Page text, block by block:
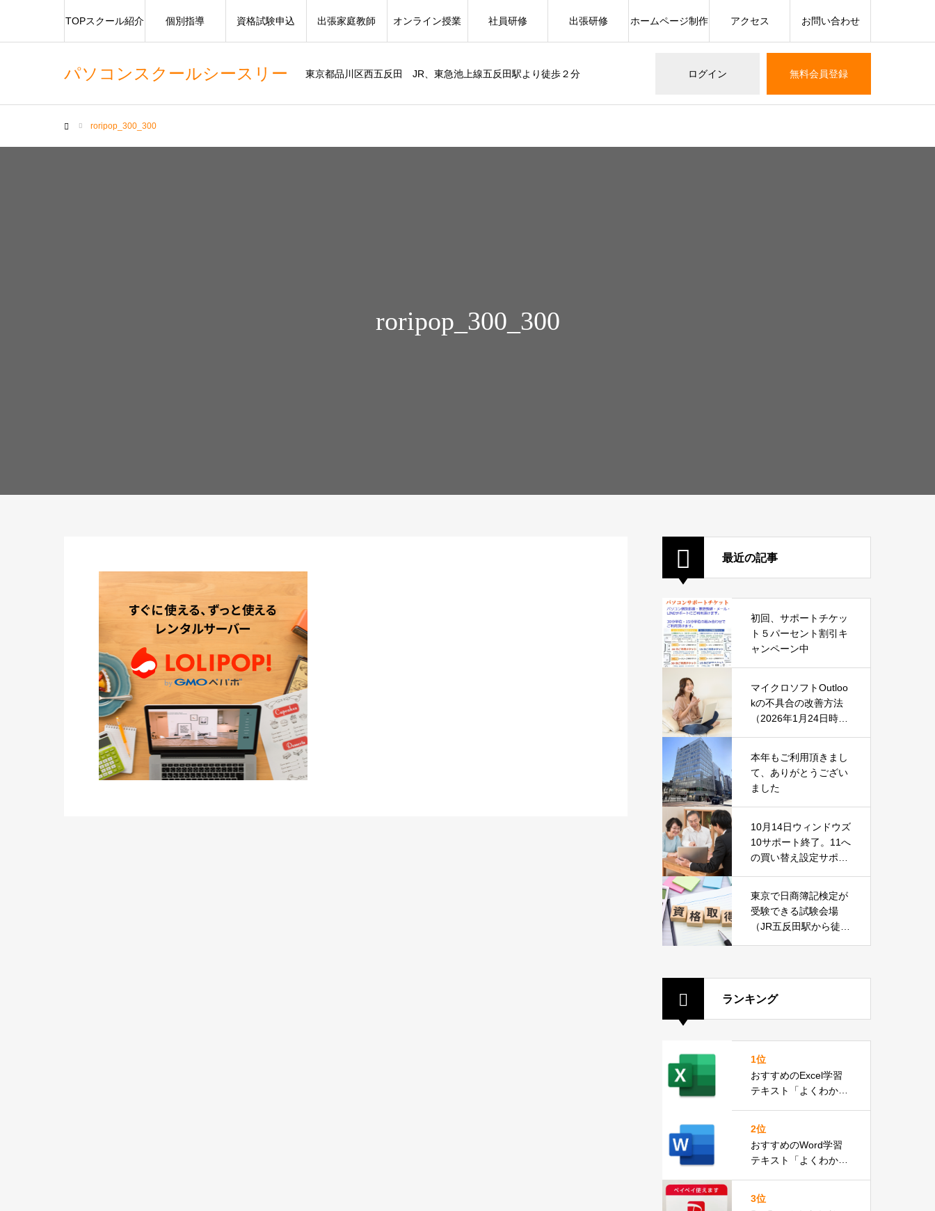
パソコンスクールシースリー 東京都品川区西五反田 JR、東急池上線五反田駅より徒歩２分 ログイン 無料会員登録
TOPスクール紹介 個別指導 資格試験申込 出張家庭教師 オンライン授業 社員研修 出張研修 ホームページ制作 アクセス お問い合わせ
roripop_300_300
roripop_300_300
最近の記事
初回、サポートチケッ
ト５パーセント割引キ
ャンペーン中
マイクロソフトOutloo
kの不具合の改善方法
（2026年1月24日時
本年もご利用頂きまし
て、ありがとうござい
ました
10月14日ウィンドウズ
10サポート終了。11へ
の買い替え設定サポー
東京で日商簿記検定が
受験できる試験会場
（JR五反田駅から徒歩
ランキング
1位
おすすめのExcel学習
テキスト「よくわかる
2位
おすすめのWord学習
テキスト「よくわかる
3位